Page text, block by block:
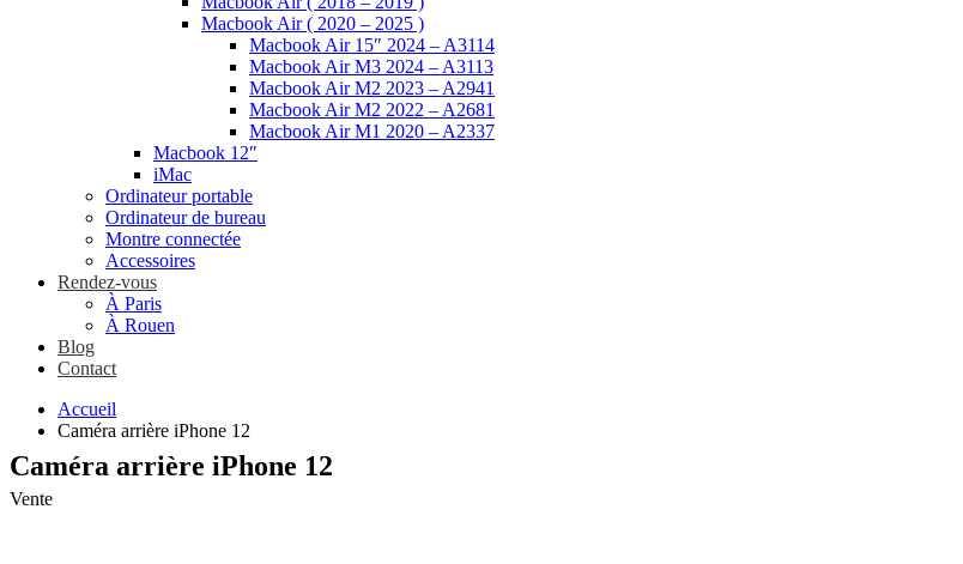
Macbook Air ( 2020 – 2025 )
Macbook Air 15″ 2024 – A3114
Macbook Air M3 2024 – A3113
Macbook Air M2 2023 – A2941
Macbook Air M2 2022 – A2681
Macbook Air M1 2020 – A2337
Macbook 12″
iMac
Ordinateur portable
Ordinateur de bureau
Montre connectée
Accessoires
Rendez-vous
À Paris
À Rouen
Blog
Contact
Accueil
Caméra arrière iPhone 12
Caméra arrière iPhone 12
Vente